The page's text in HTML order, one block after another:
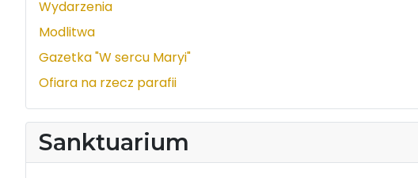
Wydarzenia
Modlitwa
Gazetka "W sercu Maryi"
Ofiara na rzecz parafii
Sanktuarium